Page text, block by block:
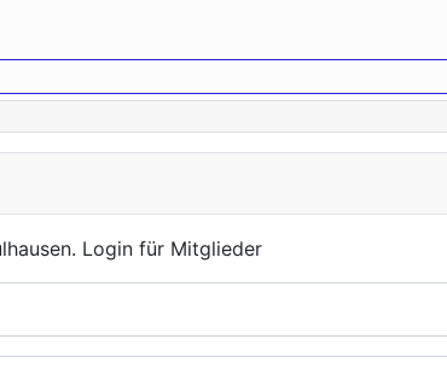
Login für Mitglieder